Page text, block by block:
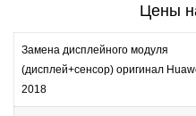
Цены
Замена дисплейного модуля
(дисплей+сенсор) оригинал
2018